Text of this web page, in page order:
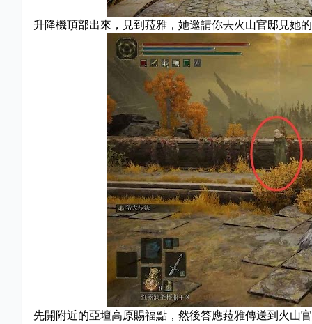
升降機頂部出來，見到菈雅，她邀請你去火山官邸見她
先開附近的亞壇高原賜福點，然後答應菈雅傳送到火山